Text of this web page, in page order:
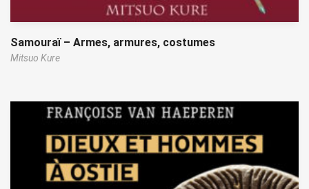
Samouraï – Armes, armures, costumes
Mitsuo Kure